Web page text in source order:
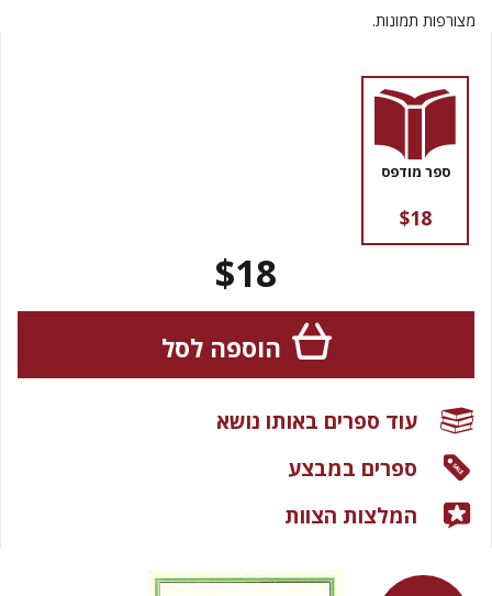
מצורפות תמונות.
ספר מודפס
$18
$18
הוספה לסל
עוד ספרים באותו נושא
ספרים במבצע
המלצות הצוות